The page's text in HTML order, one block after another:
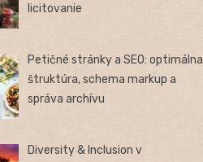
licitovanie
Petičné stránky a SEO: optimálna
štruktúra, schema markup a
správa archívu
Diversity & Inclusion v